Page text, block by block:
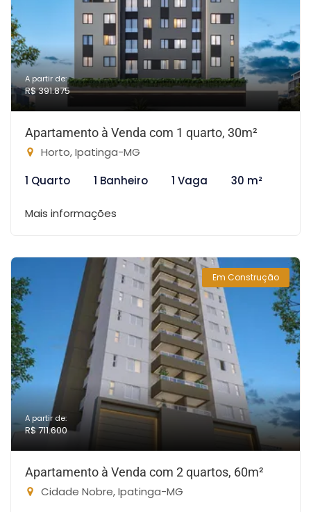
A partir de:
R$ 391.875
Apartamento à Venda com 1 quarto, 30m²
Horto, Ipatinga-MG
1 Quarto
1 Banheiro 1 Vaga 30 m²
Mais informações
Em Construção
A partir de:
R$ 711.600
Apartamento à Venda com 2 quartos, 60m²
Cidade Nobre, Ipatinga-MG